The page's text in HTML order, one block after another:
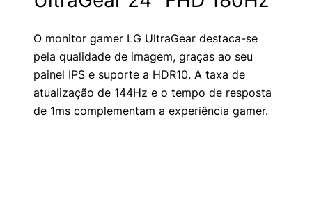
O monitor gamer LG UltraGear destaca-se
pela qualidade de imagem, graças ao seu
painel IPS e suporte a HDR10. A taxa de
atualização de 144Hz e o tempo de resposta
de 1ms complementam a experiência gamer.